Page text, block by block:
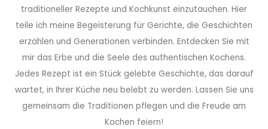
traditioneller Rezepte und Kochkunst einzutauchen. Hier
teile ich meine Begeisterung für Gerichte, die Geschichten
erzählen und Generationen verbinden. Entdecken Sie mit
mir das Erbe und die Seele des authentischen Kochens.
Jedes Rezept ist ein Stück gelebte Geschichte, das darauf
wartet, in Ihrer Küche neu belebt zu werden. Lassen Sie uns
gemeinsam die Traditionen pflegen und die Freude am
Kochen feiern!